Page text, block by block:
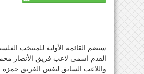
ستضم القائمة الأولية للمنتخب
القدم اسمي لاعب فريق الأنصار
واللاعب السابق لنفس الفريق حمزة